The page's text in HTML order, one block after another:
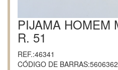
PIJAMA HOMEM
R. 51
REF.:46341
CÓDIGO DE